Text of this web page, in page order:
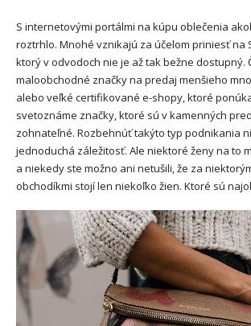
S internetovými portálmi na kúpu oblečenia
roztrhlo. Mnohé vznikajú za účelom priniesť na
ktorý v odvodoch nie je až tak bežne dostupný.
maloobchodné značky na predaj menšieho
alebo veľké certifikované e-shopy, ktoré
svetoznáme značky, ktoré sú v kamenných
zohnateľné. Rozbehnúť takýto typ podnikania
jednoduchá záležitosť. Ale niektoré ženy na to
a niekedy ste možno ani netušili, že za
obchodíkmi stojí len niekoľko žien. Ktoré sú